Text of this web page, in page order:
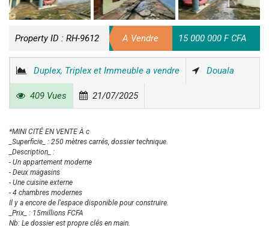
Property ID : RH-9612 A Vendre 15 000 000 F CFA
Duplex, Triplex et Immeuble a vendre Douala
409 Vues 21/07/2025
*MINI CITÉ EN VENTE À c
_Superficie_ : 250 mètres carrés, dossier technique.
_Description_ :
- Un appartement moderne
- Deux magasins
- Une cuisine externe
- 4 chambres modernes
Il y a encore de l'espace disponible pour construire.
_Prix_ : 15millions FCFA
Nb: Le dossier est propre clés en main.